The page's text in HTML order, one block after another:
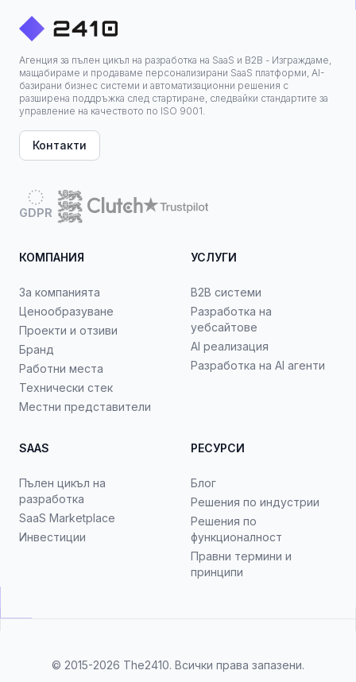
Агенция за пълен цикъл на разработка на SaaS и B2B - Изграждаме,
мащабираме и продаваме персонализирани SaaS платформи, AI-
базирани бизнес системи и автоматизационни решения с
разширена поддръжка след стартиране, следвайки стандартите за
управление на качеството по ISO 9001.
Контакти
GDPR
КОМПАНИЯ
За компанията
Ценообразуване
Проекти и отзиви
Бранд
Работни места
Технически стек
Местни представители
УСЛУГИ
B2B системи
Разработка на
уебсайтове
AI реализация
Разработка на AI агенти
SAAS
Пълен цикъл на
разработка
SaaS Marketplace
Инвестиции
РЕСУРСИ
Блог
Решения по индустрии
Решения по
функционалност
Правни термини и
принципи
© 2015-2026 The2410. Всички права запазени.